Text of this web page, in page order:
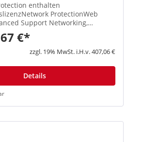
enthalten
ProtectionWeb
Networking,
Architektur, unbegrenztes
Site-to-Site VPN, Reporting
DPI Engine, IPS, ATP, S...
€*
zzgl. 19% MwSt. i.H.v. 407,06 €
Details